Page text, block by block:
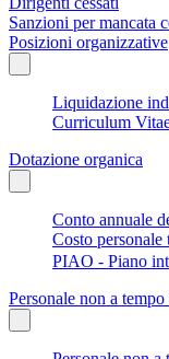
Sanzioni per mancata
Posizioni organizzative
Liquidazione
Curriculum
Dotazione organica
Conto annuale
Costo
PIAO - Piano
Personale non a